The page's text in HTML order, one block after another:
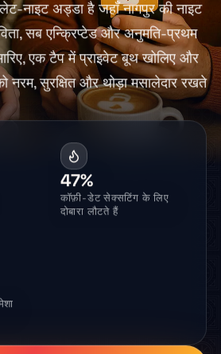
नाइट अड्डा है जहाँ नागपुर की नाइट
सब एन्क्रिप्टेड और अनुमति-प्रथम
एक टैप में प्राइवेट बूथ खोलिए और
नरम, सुरक्षित और थोड़ा मसालेदार रखते
47%
कॉफ़ी-डेट सेक्सटिंग के लिए
दोबारा लौटते हैं